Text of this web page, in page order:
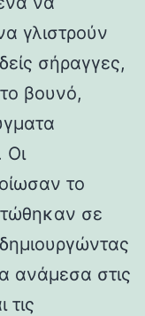
γλιστρούν
σήραγγες,
βουνό,
Οι
το
σε
ανάμεσα στις